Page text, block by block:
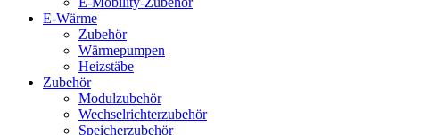
E-Wärme
Zubehör
Wärmepumpen
Heizstäbe
Zubehör
Modulzubehör
Wechselrichterzubehör
Speicherzubehör